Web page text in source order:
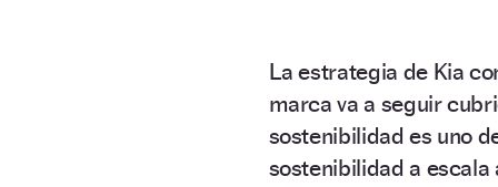
La estrategia de Kia
marca va a seguir
sostenibilidad es uno
sostenibilidad a escala